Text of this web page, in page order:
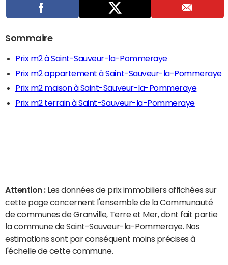
Sommaire
Prix m2 à Saint-Sauveur-la-Pommeraye
Prix m2 appartement à Saint-Sauveur-la-Pommeraye
Prix m2 maison à Saint-Sauveur-la-Pommeraye
Prix m2 terrain à Saint-Sauveur-la-Pommeraye
Attention : Les données de prix immobiliers affichées sur
cette page concernent l'ensemble de la Communauté
de communes de Granville, Terre et Mer, dont fait partie
la commune de Saint-Sauveur-la-Pommeraye. Nos
estimations sont par conséquent moins précises à
l'échelle de cette commune.